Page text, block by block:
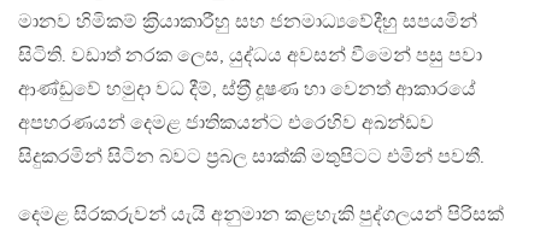
මානව හිමිකම් ක‍්‍රියාකාරීහු සහ ජනමාධ්‍යවේදීහු සපයමින්
සිටිති. වඩාත් නරක ලෙස, යුද්ධය අවසන් වීමෙන් පසු පවා
ආණ්ඩුවේ හමුදා වධ දීම්, ස්ත‍්‍රී දූෂණ හා වෙනත් ආකාරයේ
අපහරණයන් දෙමළ ජාතිකයන්ට එරෙහිව අඛන්ඩව
සිදුකරමින් සිටින බවට ප‍්‍රබල සාක්කි මතුපිටට එමින් පවතී.
දෙමළ සිරකරුවන් යැයි අනුමාන කළහැකි පුද්ගලයන් පිරිසක්